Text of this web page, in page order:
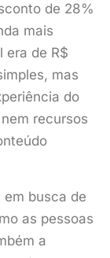
de 28%
mais
era de R$
mas
do
recursos
busca de
as pessoas
a